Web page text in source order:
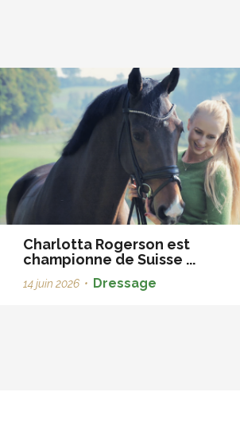
Charlotta Rogerson est
championne de Suisse ...
14 juin 2026 • Dressage